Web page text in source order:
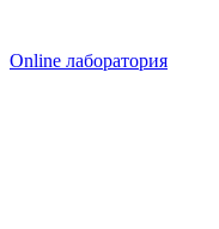
Online лаборатория